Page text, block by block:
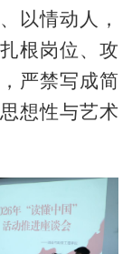
以情动人，
根岗位、攻
严禁写成简
想性与艺术